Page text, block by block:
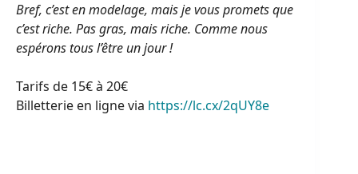
Bref, c’est en modelage, mais je vous promets que
c’est riche. Pas gras, mais riche. Comme nous
espérons tous l’être un jour !
Tarifs de 15€ à 20€
Billetterie en ligne via https://lc.cx/2qUY8e